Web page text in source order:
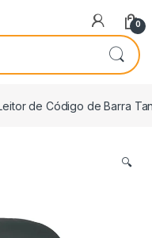
0
de Código de Barra
🔍